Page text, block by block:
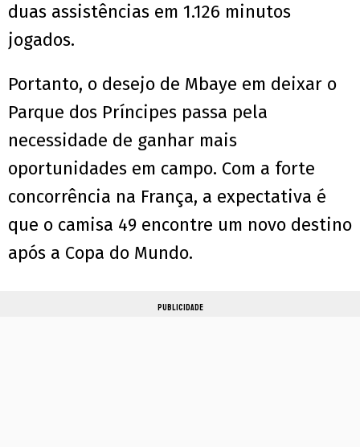
duas assistências em 1.126 minutos
jogados.
Portanto, o desejo de Mbaye em deixar o
Parque dos Príncipes passa pela
necessidade de ganhar mais
oportunidades em campo. Com a forte
concorrência na França, a expectativa é
que o camisa 49 encontre um novo destino
após a Copa do Mundo.
PUBLICIDADE